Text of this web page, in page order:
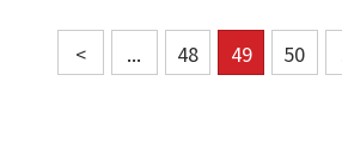
< ... 48 49 50